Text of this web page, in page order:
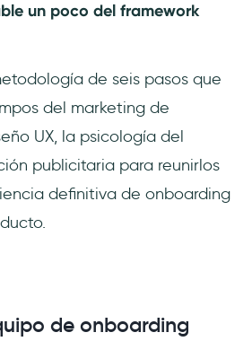
un poco del framework
de seis pasos que
del marketing de
UX, la psicología del
publicitaria para reunirlos
definitiva de onboarding
de onboarding